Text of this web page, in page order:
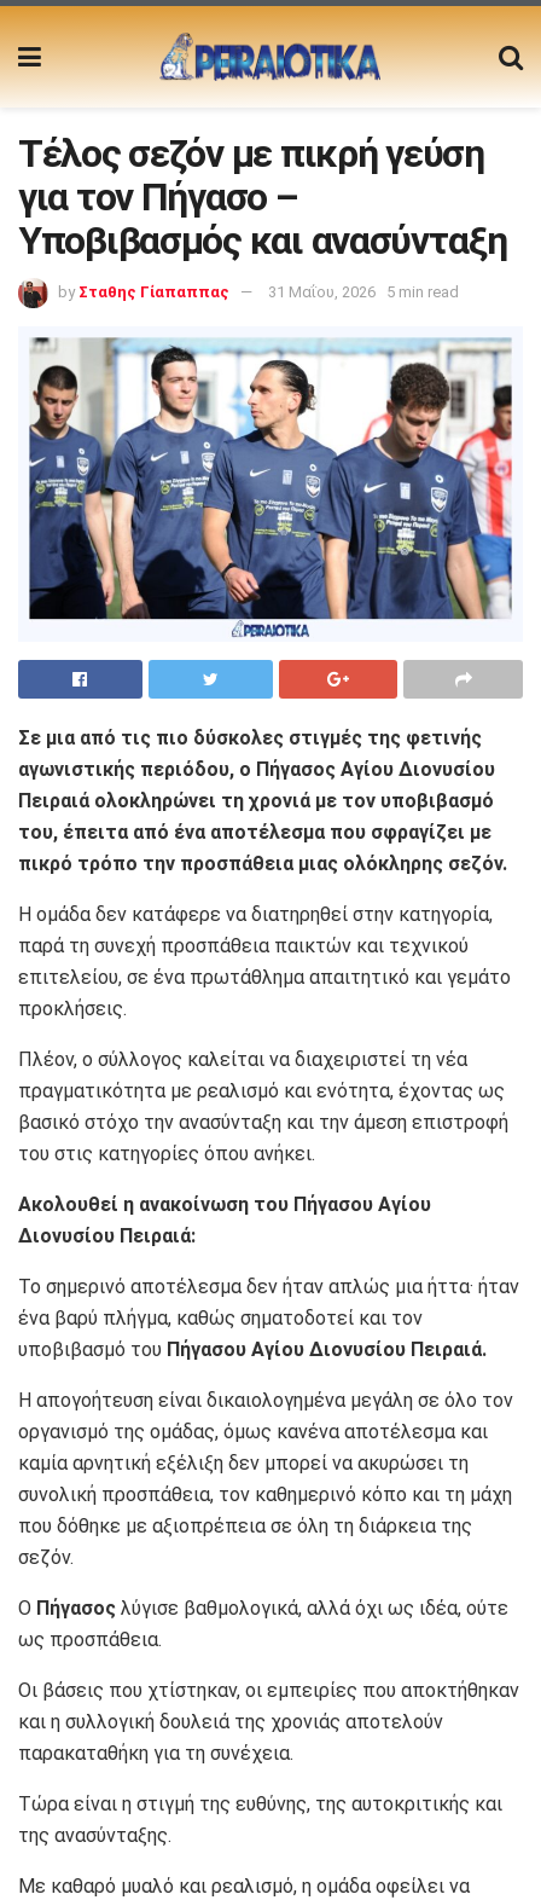
Τέλος σεζόν με πικρή γεύση
για τον Πήγασο –
Υποβιβασμός και ανασύνταξη
by Σταθης Γίαπαππας 31 Μαΐου, 2026 5 min read
Σε μια από τις πιο δύσκολες στιγμές της φετινής
αγωνιστικής περιόδου, ο Πήγασος Αγίου Διονυσίου
Πειραιά ολοκληρώνει τη χρονιά με τον υποβιβασμό
του, έπειτα από ένα αποτέλεσμα που σφραγίζει με
πικρό τρόπο την προσπάθεια μιας ολόκληρης σεζόν.
Η ομάδα δεν κατάφερε να διατηρηθεί στην κατηγορία,
παρά τη συνεχή προσπάθεια παικτών και τεχνικού
επιτελείου, σε ένα πρωτάθλημα απαιτητικό και γεμάτο
προκλήσεις.
Πλέον, ο σύλλογος καλείται να διαχειριστεί τη νέα
πραγματικότητα με ρεαλισμό και ενότητα, έχοντας ως
βασικό στόχο την ανασύνταξη και την άμεση επιστροφή
του στις κατηγορίες όπου ανήκει.
Ακολουθεί η ανακοίνωση του Πήγασου Αγίου
Διονυσίου Πειραιά:
Το σημερινό αποτέλεσμα δεν ήταν απλώς μια ήττα· ήταν
ένα βαρύ πλήγμα, καθώς σηματοδοτεί και τον
υποβιβασμό του Πήγασου Αγίου Διονυσίου Πειραιά.
Η απογοήτευση είναι δικαιολογημένα μεγάλη σε όλο τον
οργανισμό της ομάδας, όμως κανένα αποτέλεσμα και
καμία αρνητική εξέλιξη δεν μπορεί να ακυρώσει τη
συνολική προσπάθεια, τον καθημερινό κόπο και τη μάχη
που δόθηκε με αξιοπρέπεια σε όλη τη διάρκεια της
σεζόν.
Ο Πήγασος λύγισε βαθμολογικά, αλλά όχι ως ιδέα, ούτε
ως προσπάθεια.
Οι βάσεις που χτίστηκαν, οι εμπειρίες που αποκτήθηκαν
και η συλλογική δουλειά της χρονιάς αποτελούν
παρακαταθήκη για τη συνέχεια.
Τώρα είναι η στιγμή της ευθύνης, της αυτοκριτικής και
της ανασύνταξης.
Με καθαρό μυαλό και ρεαλισμό, η ομάδα οφείλει να